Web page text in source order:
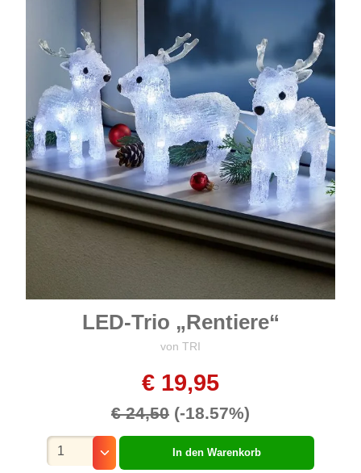
LED-Trio „Rentiere“
von TRI
€ 19,95
€ 24,50 (-18.57%)
Mengenauswahl
In den Warenkorb